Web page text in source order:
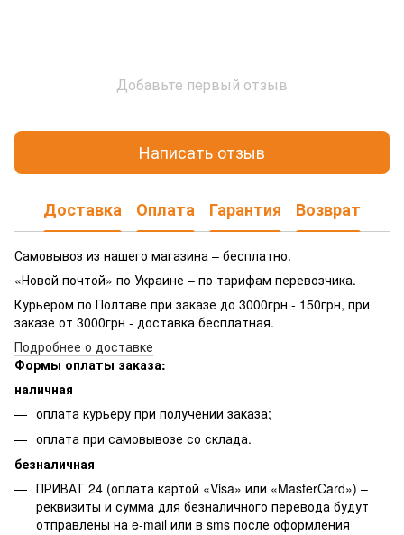
Добавьте первый отзыв
Написать отзыв
Доставка Оплата Гарантия Возврат
Самовывоз из нашего магазина – бесплатно.
«Новой почтой» по Украине – по тарифам перевозчика.
Курьером по Полтаве при заказе до 3000грн - 150грн, при
заказе от 3000грн - доставка бесплатная.
Подробнее о доставке
Формы оплаты заказа:
наличная
оплата курьеру при получении заказа;
оплата при самовывозе со склада.
безналичная
ПРИВАТ 24 (оплата картой «Visa» или «MasterCard») –
реквизиты и сумма для безналичного перевода будут
отправлены на e-mail или в sms после оформления